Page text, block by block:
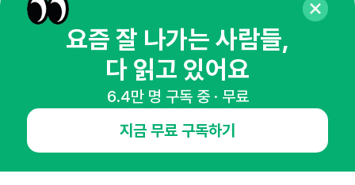
오픈애즈란 공지사항 제휴문의
인사이터 신청
요즘 잘 나가는 사람들,
다 읽고 있어요
6.4만 명 구독 중 · 무료
지금 무료 구독하기